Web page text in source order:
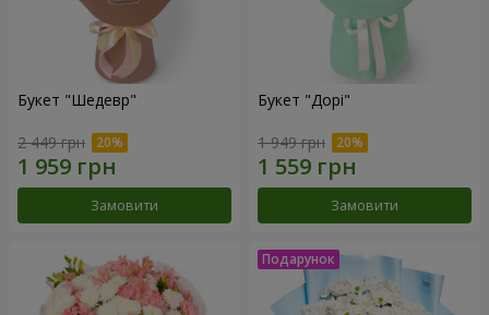
Букет "Шедевр"
2 449 грн
Замовити
Букет "Дорі"
1 949 грн
Замовити